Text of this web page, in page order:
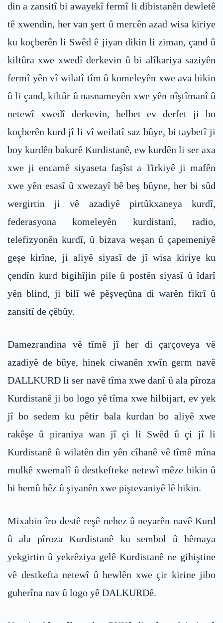
din a zansitî bi awayekî fermî li dibistanên dewletê
tê xwendin, her van şert û mercên azad wisa kiriye
ku koçberên li Swêd ê jiyan dikin li ziman, çand û
kiltûra xwe xwedî derkevin û bi alîkariya saziyên
fermî yên vî wilatî tîm û komeleyên xwe ava bikin
û li çand, kiltûr û nasnameyên xwe yên nîştîmanî û
netewî xwedî derkevin, helbet ev derfet ji bo
koçberên kurd jî li vî weilatî saz bûye, bi taybetî ji
boy kurdên bakurê Kurdistanê, ew kurdên li ser axa
xwe ji encamê siyaseta faşîst a Tirkiyê ji mafên
xwe yên esasî û xwezayî bê beş bûyne, her bi sûd
wergirtin ji vê azadiyê pirtûkxaneya kurdî,
federasyona komeleyên kurdistanî, radio,
telefizyonên kurdî, û bizava weşan û çapemeniyê
geşe kirîne, ji aliyê siyasî de jî wisa kiriye ku
çendîn kurd bigihîjin pile û postên siyasî û îdarî
yên blind, ji bilî wê pêşveçûna di warên fikrî û
zansitî de çêbûy.
Damezrandina vê tîmê jî her di çarçoveya vê
azadiyê de bûye, hinek ciwanên xwîn germ navê
DALLKURD li ser navê tîma xwe danî û ala pîroza
Kurdistanê ji bo logo yê tîma xwe hilbijart, ev yek
jî bo sedem ku pêtir bala kurdan bo aliyê xwe
rakêşe û piraniya wan jî çi li Swêd û çi jî li
Kurdistanê û wilatên din yên cîhanê vê tîmê mîna
mulkê xwemalî û destkefteke netewî mêze bikin û
bi hemû hêz û şiyanên xwe piştevaniyê lê bikin.
Mixabin îro destê reşê nehez û neyarên navê Kurd
û ala pîroza Kurdistanê ku sembol û hêmaya
yekgirtin û yekrêziya gelê Kurdistanê ne gihiştine
vê destkefta netewî û hewlên xwe çir kirine jibo
guherîna nav û logo yê DALKURDê.